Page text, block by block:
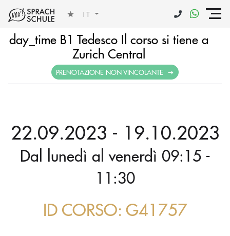
IT
day_time B1 Tedesco Il corso si tiene a
Zurich Central
PRENOTAZIONE NON VINCOLANTE
22.09.2023 - 19.10.2023
Dal lunedì al venerdì 09:15 -
11:30
ID CORSO: G41757